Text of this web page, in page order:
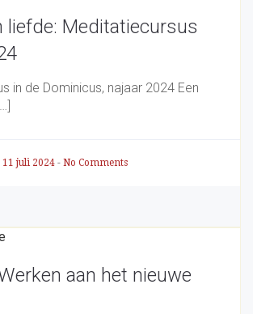
liefde: Meditatiecursus
in de Dominicus, najaar 2024 Een
11 juli 2024 - No Comments
aan het nieuwe